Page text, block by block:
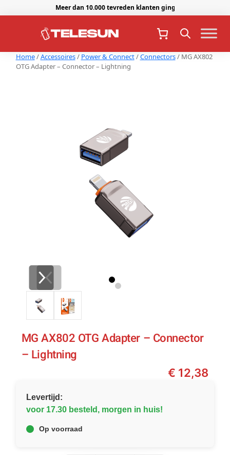
Meer dan 10.000 tevreden klanten gingen je voor.
Home/Accessoires/ Power & Connect/Connectors/ MG AX802
OTG Adapter – Connector – Lightning
MG AX802 OTG Adapter – Connector
– Lightning
€ 12,38
Levertijd:
voor 17.30 besteld, morgen in huis!
Op voorraad